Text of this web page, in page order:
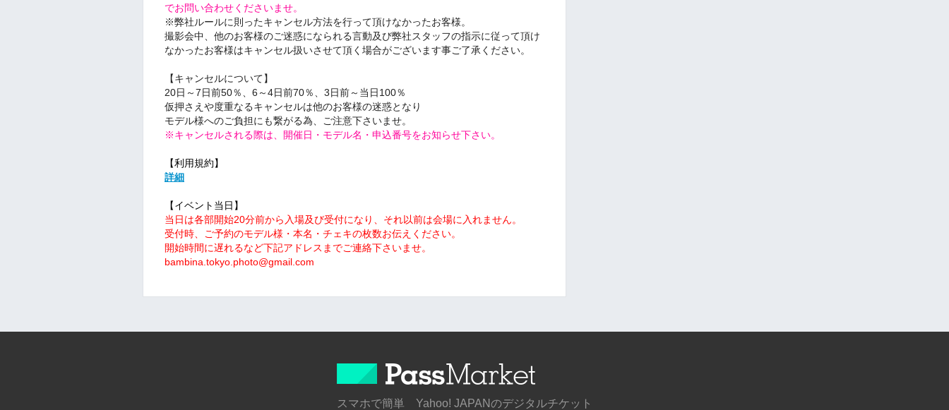
でお問い合わせくださいませ。
※弊社ルールに則ったキャンセル方法を行って頂けなかったお客様。
撮影会中、他のお客様のご迷惑になられる言動及び弊社スタッフの指示に従って頂け
なかったお客様はキャンセル扱いさせて頂く場合がございます事ご了承ください。
【キャンセルについて】
20日～7日前50％、6～4日前70％、3日前～当日100％
仮押さえや度重なるキャンセルは他のお客様の迷惑となり
モデル様へのご負担にも繋がる為、ご注意下さいませ。
※キャンセルされる際は、開催日・モデル名・申込番号をお知らせ下さい。
【利用規約】
詳細
【イベント当日】
当日は各部開始20分前から入場及び受付になり、それ以前は会場に入れません。
受付時、ご予約のモデル様・本名・チェキの枚数お伝えください。
開始時間に遅れるなど下記アドレスまでご連絡下さいませ。
bambina.tokyo.photo@gmail.com
スマホで簡単 Yahoo! JAPANのデジタルチケット